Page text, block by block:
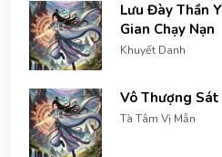
Lưu Đày Thần
Gian Chạy Nạn
Khuyết Danh
Vô Thượng Sát
Tà Tâm Vị Mẫn